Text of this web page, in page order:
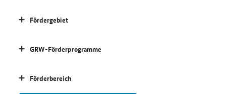
Fördergebiet
GRW-Förderprogramme
Förderbereich